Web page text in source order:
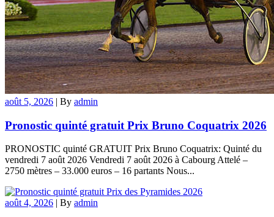
août 5, 2026 | By admin
Pronostic quinté gratuit Prix Bruno Coquatrix 2026
PRONOSTIC quinté GRATUIT Prix Bruno Coquatrix: Quinté du
vendredi 7 août 2026 Vendredi 7 août 2026 à Cabourg Attelé –
2750 mètres – 33.000 euros – 16 partants Nous...
août 4, 2026 | By admin